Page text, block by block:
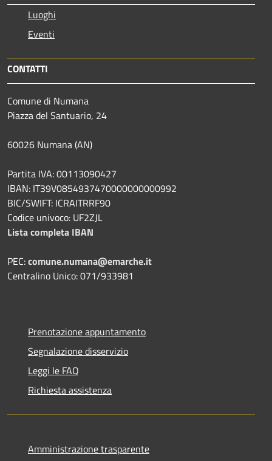
Luoghi
Eventi
CONTATTI
Comune di Numana
Piazza del Santuario, 24
60026 Numana (AN)
Partita IVA: 00113090427
IBAN: IT39V0854937470000000000992
BIC/SWIFT: ICRAITRRF90
Codice univoco: UF2ZJL
Lista completa IBAN
PEC:comune.numana@emarche.it
Centralino Unico: 071/933981
Prenotazione appuntamento
Segnalazione disservizio
Leggi le FAQ
Richiesta assistenza
Amministrazione trasparente